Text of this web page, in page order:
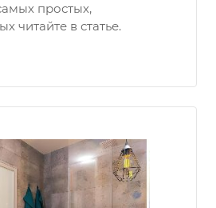
простых,
читайте в статье.